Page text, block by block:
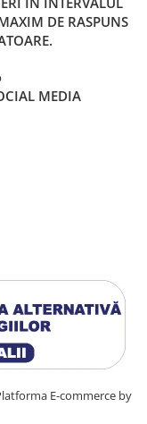
DE RASPUNS
MEDIA
E-commerce by